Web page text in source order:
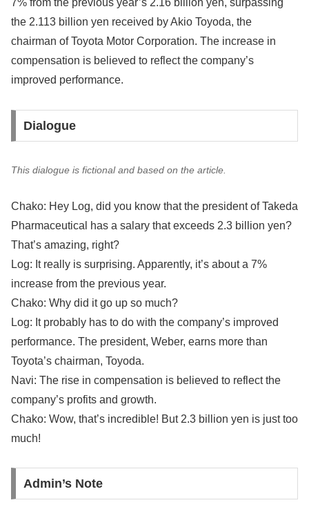
7% from the previous year’s 2.16 billion yen, surpassing
the 2.113 billion yen received by Akio Toyoda, the
chairman of Toyota Motor Corporation. The increase in
compensation is believed to reflect the company’s
improved performance.
Dialogue
This dialogue is fictional and based on the article.
Chako: Hey Log, did you know that the president of Takeda
Pharmaceutical has a salary that exceeds 2.3 billion yen?
That’s amazing, right?
Log: It really is surprising. Apparently, it’s about a 7%
increase from the previous year.
Chako: Why did it go up so much?
Log: It probably has to do with the company’s improved
performance. The president, Weber, earns more than
Toyota’s chairman, Toyoda.
Navi: The rise in compensation is believed to reflect the
company’s profits and growth.
Chako: Wow, that’s incredible! But 2.3 billion yen is just too
much!
Admin’s Note